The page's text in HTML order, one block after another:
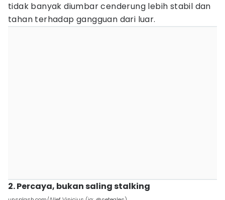
tidak banyak diumbar cenderung lebih stabil dan
tahan terhadap gangguan dari luar.
2. Percaya, bukan saling stalking